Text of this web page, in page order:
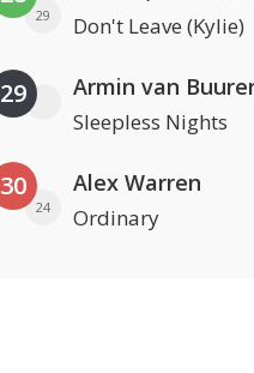
29 Don't Leave (Kylie)
29
Sleepless Nights
30
24
Alex Warren
Ordinary